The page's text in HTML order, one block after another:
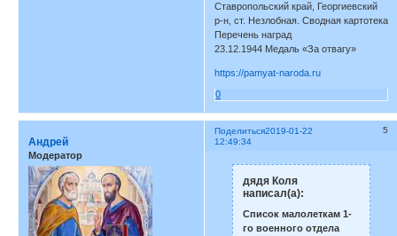
Ставропольский край, Георгиевский
р-н, ст. Незлобная. Сводная картотека
Перечень наград
23.12.1944 Медаль «За отвагу»
https://pamyat-naroda.ru
0
Поделиться 5
2019-01-22
12:49:34
Андрей
Модератор
дядя Коля
написал(а):
Список малолеткам 1-
го военного отдела